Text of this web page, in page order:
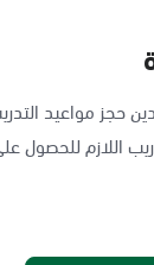
حجز مواعيد
اللازم للحصول